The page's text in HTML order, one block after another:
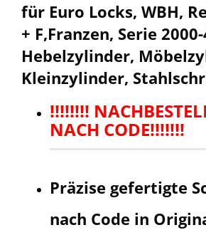
für Euro Locks, WBH,
+ F,Franzen, Serie
Hebelzylinder,
Kleinzylinder,
!!!!!!!!
NACH CODE!!!!!!!
Präzise gefertigte
nach Code in